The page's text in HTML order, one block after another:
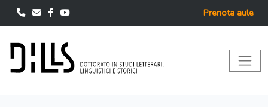
Prenota aule